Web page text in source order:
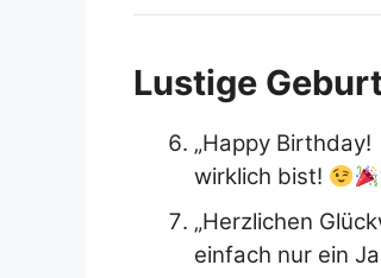
Lustige
„Happy Birthday!
wirklich bist!
„Herzlichen
einfach nur ein